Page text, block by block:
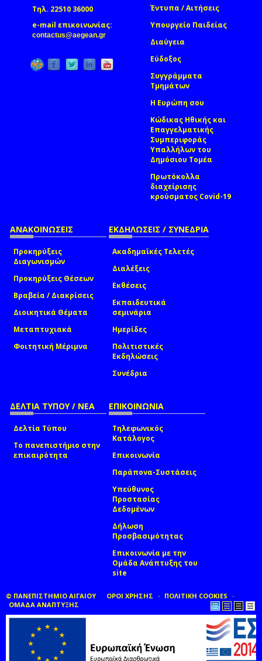
Τηλ. 22510 36000
e-mail επικοινωνίας:
contactus@aegean.gr
Έντυπα / Αιτήσεις
Υπουργείο Παιδείας
Διαύγεια
Εύδοξος
Συγγράμματα
Τμημάτων
Η Ευρώπη σου
Κώδικας Ηθικής και
Επαγγελματικής
Συμπεριφοράς
Υπαλλήλων του
Δημόσιου Τομέα
Πρωτόκολλα
διαχείρισης
κρούσματος Covid-19
ΑΝΑΚΟΙΝΩΣΕΙΣ
Προκηρύξεις
Διαγωνισμών
Προκηρύξεις Θέσεων
Βραβεία / Διακρίσεις
Διοικητικά Θέματα
Μεταπτυχιακά
Φοιτητική Μέριμνα
ΕΚΔΗΛΩΣΕΙΣ / ΣΥΝΕΔΡΙΑ
Ακαδημαϊκές Τελετές
Διαλέξεις
Εκθέσεις
Εκπαιδευτικά
σεμινάρια
Ημερίδες
Πολιτιστικές
Εκδηλώσεις
Συνέδρια
ΔΕΛΤΙΑ ΤΥΠΟΥ / ΝΕΑ
Δελτία Τύπου
Το πανεπιστήμιο στην
επικαιρότητα
ΕΠΙΚΟΙΝΩΝΙΑ
Τηλεφωνικός
Κατάλογος
Επικοινωνία
Παράπονα-Συστάσεις
Υπεύθυνος
Προστασίας
Δεδομένων
Δήλωση
Προσβασιμότητας
Επικοινωνία με την
Ομάδα Ανάπτυξης του
site
© ΠΑΝΕΠΙΣΤΗΜΙΟ ΑΙΓΑΙΟΥ ΟΡΟΙ ΧΡΗΣΗΣ
ΠΟΛΙΤΙΚΗ COOKIES
ΟΜΑΔΑ ΑΝΑΠΤΥΞΗΣ